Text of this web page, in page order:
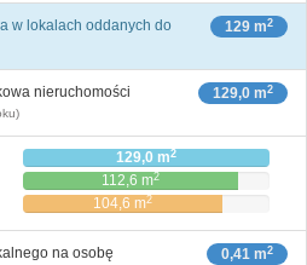
129 m2
w lokalach oddanych do
129,0 m2
nieruchomości
129,0 m2
112,6 m2
104,6 m2
0,41 m2
na osobę